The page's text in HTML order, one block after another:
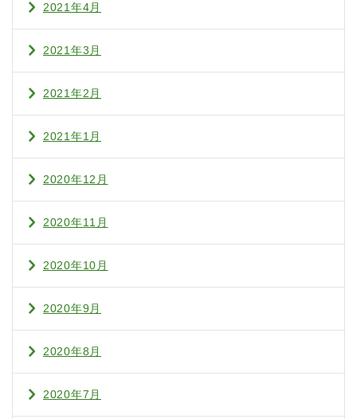
2021年4月
2021年3月
2021年2月
2021年1月
2020年12月
2020年11月
2020年10月
2020年9月
2020年8月
2020年7月